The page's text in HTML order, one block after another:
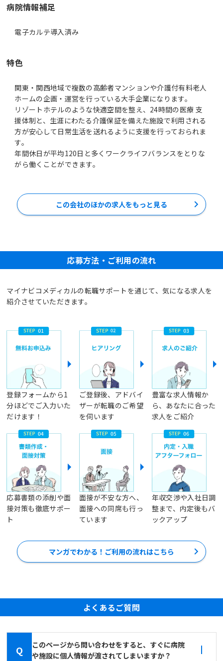
病院情報補足
電子カルテ導入済み
特色
関東・関西地域で複数の高齢者マンションや介護付有料老人
ホームの企画・運営を行っている大手企業になります。
リゾートホテルのような快適空間を整え、24時間の医療 支
援体制と、生涯にわたる介護保証を備えた施設で利用される
方が安心して日常生活を送れるように支援を行っておられま
す。
年間休日が平均120日と多くワークライフバランスをとりな
がら働くことができます。
この会社のほかの求人をもっと見る
応募方法・ご利用の流れ
マイナビコメディカルの転職サポートを通じて、気になる求人を
紹介させていただきます。
登録フォームから1
分ほどでご入力いた
だけます！
ご登録後、アドバイ
ザーが転職のご希望
を伺います
豊富な求人情報か
ら、あなたに合った
求人をご紹介
応募書類の添削や面
接対策も徹底サポー
ト
面接が不安な方へ、
面接への同席も行っ
ています
年収交渉や入社日調
整まで、内定後もバ
ックアップ
マンガでわかる！ご利用の流れはこちら
よくあるご質問
Q
このページから問い合わせをすると、すぐに病院
や施設に個人情報が渡されてしまいますか？